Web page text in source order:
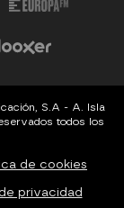
S.A - A. Isla
todos los
de cookies
privacidad